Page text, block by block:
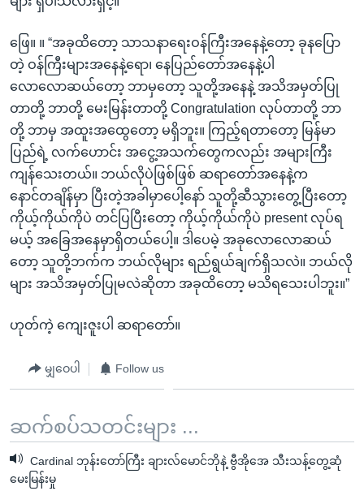
ဖြေ။ ။ “အခုထိတော့ သာသနာရေးဝန်ကြီးအနေနဲ့တော့ ခုနပြော
တဲ့ ဝန်ကြီးများအနေနဲ့ရော၊ နေပြည်တော်အနေနဲ့ပါ
လောလောဆယ်တော့ ဘာမှတော့ သူတို့အနေနဲ့ အသိအမှတ်ပြု
တာတို့ ဘာတို့ မေးမြန်းတာတို့ Congratulation လုပ်တာတို့ ဘာ
တို့ ဘာမှ အထူးအထွေတော့ မရှိဘူး။ ကြည့်ရတာတော့ မြန်မာ
ပြည်ရဲ့ လက်ဟောင်း အငွေ့အသက်တွေကလည်း အများကြီး
ကျန်သေးတယ်။ ဘယ်လိုပဲဖြစ်ဖြစ် ဆရာတော်အနေနဲ့က
နောင်တချိန်မှာ ပြီးတဲ့အခါမှာပေါ့နော် သူတို့ဆီသွားတွေ့ပြီးတော့
ကိုယ့်ကိုယ်ကိုပဲ တင်ပြပြီးတော့ ကိုယ့်ကိုယ်ကိုပဲ present လုပ်ရ
မယ့် အခြေအနေမှာရှိတယ်ပေါ့။ ဒါပေမဲ့ အခုလောလောဆယ်
တော့ သူတို့ဘက်က ဘယ်လိုများ ရည်ရွယ်ချက်ရှိသလဲ။ ဘယ်လို
များ အသိအမှတ်ပြုမလဲဆိုတာ အခုထိတော့ မသိရသေးပါဘူး။”
ဟုတ်ကဲ့ ကျေးဇူးပါ ဆရာတော်။
မျှဝေပါ Follow us
ဆက်စပ်သတင်းများ ...
Cardinal ဘုန်းတော်ကြီး ချားလ်မောင်ဘိုနဲ့ ဗွီအိုအေ သီးသန့်တွေ့ဆုံ
မေးမြန်းမှု